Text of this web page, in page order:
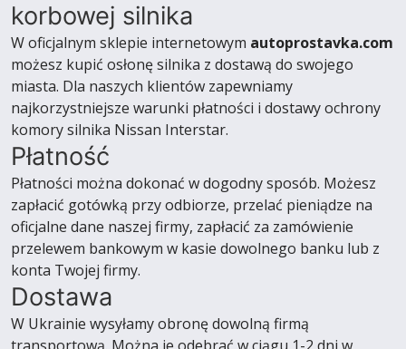
korbowej silnika
W oficjalnym sklepie internetowym autoprostavka.com
możesz kupić osłonę silnika z dostawą do swojego
miasta. Dla naszych klientów zapewniamy
najkorzystniejsze warunki płatności i dostawy ochrony
komory silnika Nissan Interstar.
Płatność
Płatności można dokonać w dogodny sposób. Możesz
zapłacić gotówką przy odbiorze, przelać pieniądze na
oficjalne dane naszej firmy, zapłacić za zamówienie
przelewem bankowym w kasie dowolnego banku lub z
konta Twojej firmy.
Dostawa
W Ukrainie wysyłamy obronę dowolną firmą